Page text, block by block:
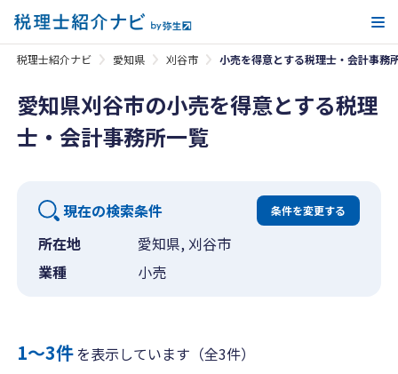
税理士紹介ナビ 愛知県 刈谷市 小売を得意とする税理士・会計事務
愛知県刈谷市の小売を得意とする税理
士・会計事務所一覧
現在の検索条件 条件を変更する
所在地
愛知県, 刈谷市
業種
小売
1〜3件を表示しています（全3件）